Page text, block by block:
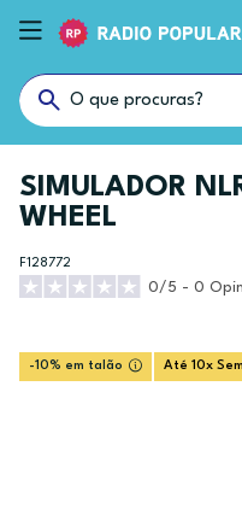
SIMULADOR
WHEEL
F128772
0/5 - 0
-10% em talão Até 10x